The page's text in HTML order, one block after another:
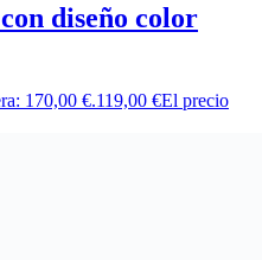
diseño color
170,00 €.119,00 €El precio